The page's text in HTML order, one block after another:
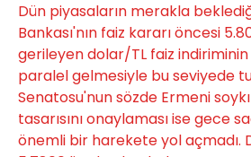
Dün piyasaların merakla
Bankası'nın faiz kararı öncesi
gerileyen dolar/TL faiz
paralel gelmesiyle bu seviyede
Senatosu'nun sözde Ermeni
tasarısını onaylaması ise gece
önemli bir harekete yol açmadı.